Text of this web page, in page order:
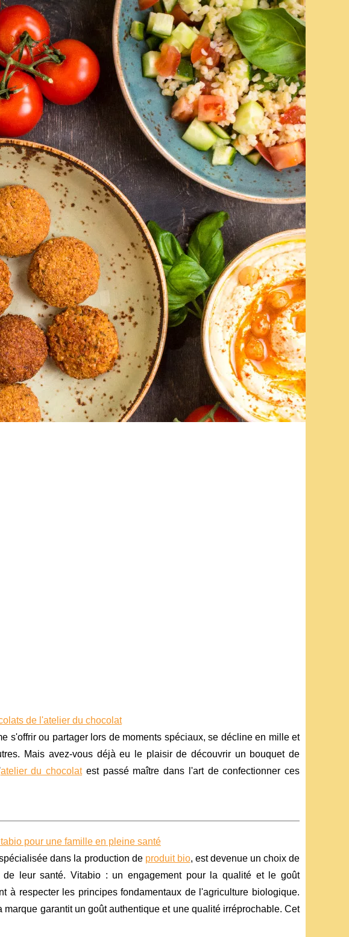
de l'atelier du chocolat
s'offrir ou partager lors de moments spéciaux, se décline en mille et
Mais avez-vous déjà eu le plaisir de découvrir un bouquet de
atelier du chocolatest passé maître dans l'art de confectionner ces
pour une famille en pleine santé
dans la production de produit bio, est devenue un choix de
de leur santé. Vitabio : un engagement pour la qualité et le goût
à respecter les principes fondamentaux de l'agriculture biologique.
garantit un goût authentique et une qualité irréprochable. Cet